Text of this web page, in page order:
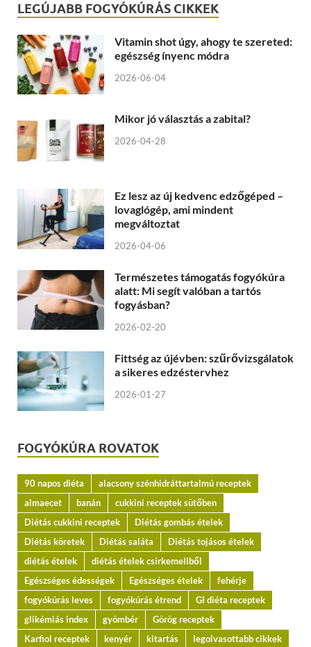
LEGÚJABB FOGYÓKÚRÁS CIKKEK
Vitamin shot úgy, ahogy te szereted:
egészség ínyenc módra
2026-06-04
Mikor jó választás a zabital?
2026-04-28
Ez lesz az új kedvenc edzőgéped –
lovaglógép, ami mindent
megváltoztat
2026-04-06
Természetes támogatás fogyókúra
alatt: Mi segít valóban a tartós
fogyásban?
2026-02-20
Fittség az újévben: szűrővizsgálatok
a sikeres edzéstervhez
2026-01-27
FOGYÓKÚRA ROVATOK
90 napos diéta
alacsony szénhidráttartalmú receptek
almaecet
banán
cukkini receptek sütőben
Diétás cukkini receptek
Diétás gombás ételek
Diétás köretek
Diétás saláta
Diétás tojásos ételek
diétás ételek
diétás ételek csirkemellből
Egészséges édességek
Egészséges ételek
fehérje
fogyókúrás leves
fogyókúrás étrend
GI diéta receptek
glikémiás index
gyömbér
Görög receptek
Karfiol receptek
kenyér kitartás
legolvasottabb cikkek